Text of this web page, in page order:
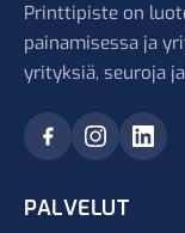
Printtipiste on
painamisessa ja
yrityksiä, seuroja
PALVELUT